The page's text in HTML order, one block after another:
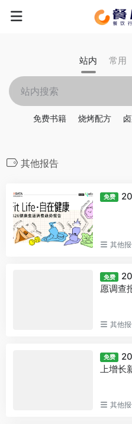
站内 常用
免费书籍 烧烤配方
其他报告
免费
其他
免费
愿调查
其他
免费
上增长
其他